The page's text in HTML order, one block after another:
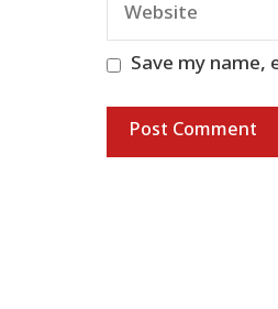
Save my